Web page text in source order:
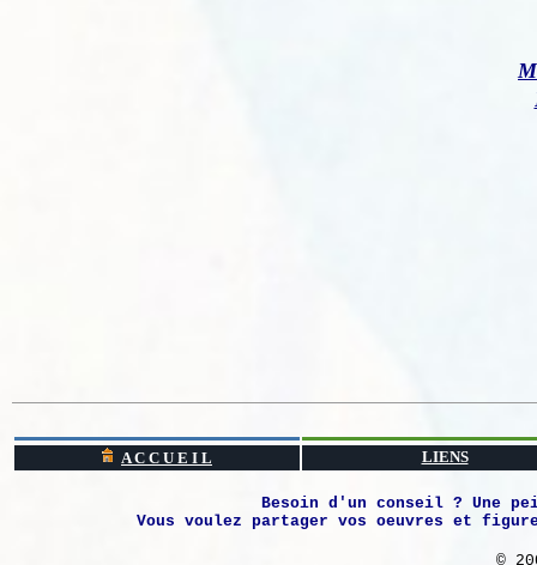
A C C U E I L LIENS
Besoin d'un conseil ? Une
Vous voulez partager vos oeuvres et
©